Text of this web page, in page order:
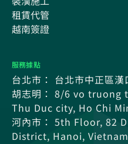
租賃代管
越南簽證
服務據點
台北市： 台北市中正區
胡志明： 8/6 vo
Thu Duc city, Ho Chi
河內市： 5th Floor, 82
District, Hanoi, Vietnam